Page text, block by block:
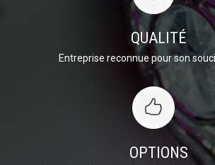
QUALITÉ
Entreprise reconnue pour son
OPTIONS